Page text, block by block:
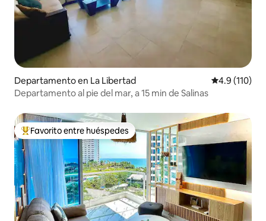
Departamento en La Libertad Calificación
4.9 (110)
Departamento al pie del mar, a 15 min de Salinas
De los mejores en Favorito entre huéspedes
Favorito entre huéspedes